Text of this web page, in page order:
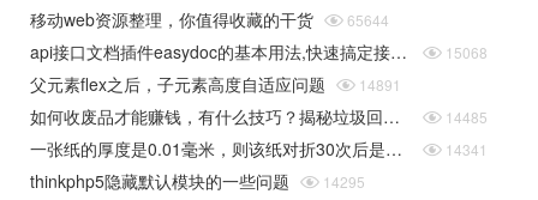
移动web资源整理，你值得收藏的干货  65644
api接口文档插件easydoc的基本用法,快速搞定接口文档  15068
父元素flex之后，子元素高度自适应问题  14891
如何收废品才能赚钱，有什么技巧？揭秘垃圾回收行业的一些规则  14485
一张纸的厚度是0.01毫米，则该纸对折30次后是多厚（据说超过珠穆朗玛峰的高度）php实现  14341
thinkphp5隐藏默认模块的一些问题  14295